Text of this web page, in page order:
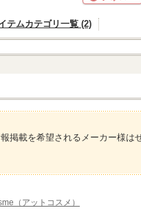
テムカテゴリ一覧 (2)
掲載を希望されるメーカー様は
（アットコスメ）